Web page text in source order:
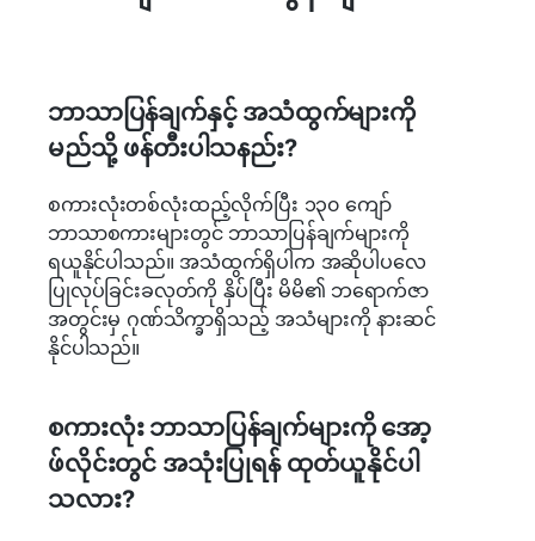
ဘာသာပြန်ချက်နှင့် အသံထွက်များကို
မည်သို့ ဖန်တီးပါသနည်း?
စကားလုံးတစ်လုံးထည့်လိုက်ပြီး ၁၃၀ ကျော်
ဘာသာစကားများတွင် ဘာသာပြန်ချက်များကို
ရယူနိုင်ပါသည်။ အသံထွက်ရှိပါက အဆိုပါပလေ
ပြုလုပ်ခြင်းခလုတ်ကို နှိပ်ပြီး မိမိ၏ ဘရောက်ဇာ
အတွင်းမှ ဂုဏ်သိက္ခာရှိသည့် အသံများကို နားဆင်
နိုင်ပါသည်။
စကားလုံး ဘာသာပြန်ချက်များကို အော့
ဖ်လိုင်းတွင် အသုံးပြုရန် ထုတ်ယူနိုင်ပါ
သလား?